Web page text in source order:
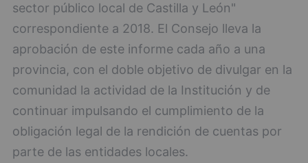
sector público local de Castilla y León"
correspondiente a 2018. El Consejo lleva la
aprobación de este informe cada año a una
provincia, con el doble objetivo de divulgar en la
comunidad la actividad de la Institución y de
continuar impulsando el cumplimiento de la
obligación legal de la rendición de cuentas por
parte de las entidades locales.